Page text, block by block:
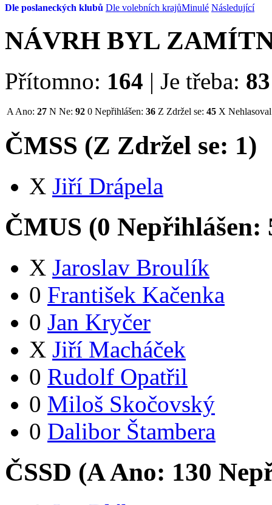
Dle poslaneckých klubů Dle volebních krajůMinulé Následující
NÁVRH BYL
Přítomno: 164 | Je třeba: 83
A Ano: 27 N Ne: 92 0 Nepřihlášen: 36 Z Zdržel se: 45 X Nehlasoval
ČMSS (Z Zdržel se: 1)
X Jiří Drápela
ČMUS (0 Nepřihlášen:
X Jaroslav Broulík
0 František Kačenka
0 Jan Kryčer
X Jiří Macháček
0 Rudolf Opatřil
0 Miloš Skočovský
0 Dalibor Štambera
ČSSD (AAno: 130